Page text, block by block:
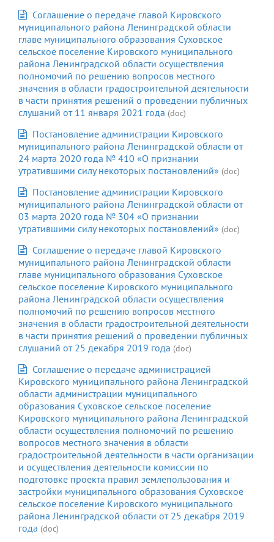
Соглашение о передаче главой Кировского
муниципального района Ленинградской области
главе муниципального образования Суховское
сельское поселение Кировского муниципального
района Ленинградской области осуществления
полномочий по решению вопросов местного
значения в области градостроительной деятельности
в части принятия решений о проведении публичных
слушаний от 11 января 2021 года (doc)
Постановление администрации Кировского
муниципального района Ленинградской области от
24 марта 2020 года № 410 «О признании
утратившими силу некоторых постановлений» (doc)
Постановление администрации Кировского
муниципального района Ленинградской области от
03 марта 2020 года № 304 «О признании
утратившими силу некоторых постановлений» (doc)
Соглашение о передаче главой Кировского
муниципального района Ленинградской области
главе муниципального образования Суховское
сельское поселение Кировского муниципального
района Ленинградской области осуществления
полномочий по решению вопросов местного
значения в области градостроительной деятельности
в части принятия решений о проведении публичных
слушаний от 25 декабря 2019 года (doc)
Соглашение о передаче администрацией
Кировского муниципального района Ленинградской
области администрации муниципального
образования Суховское сельское поселение
Кировского муниципального района Ленинградской
области осуществления полномочий по решению
вопросов местного значения в области
градостроительной деятельности в части организации
и осуществления деятельности комиссии по
подготовке проекта правил землепользования и
застройки муниципального образования Суховское
сельское поселение Кировского муниципального
района Ленинградской области от 25 декабря 2019
года (doc)